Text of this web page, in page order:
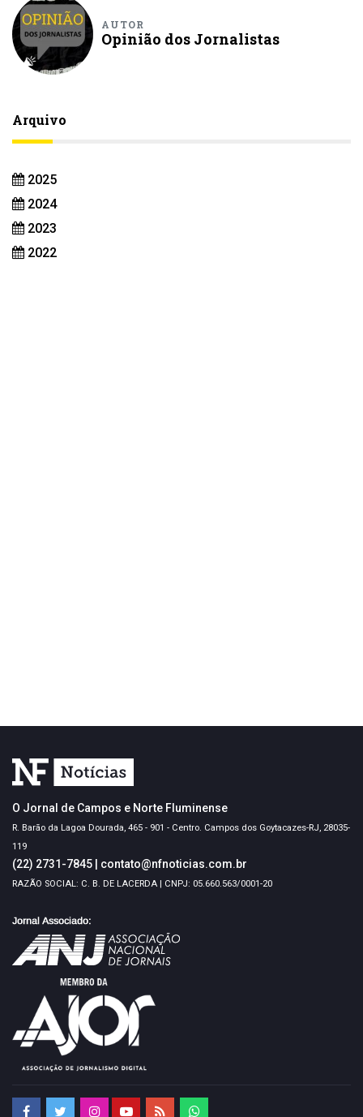
AUTOR
Opinião dos Jornalistas
Arquivo
2025
2024
2023
2022
O Jornal de Campos e Norte Fluminense
R. Barão da Lagoa Dourada, 465 - 901 - Centro. Campos dos Goytacazes-RJ, 28035-
119
(22) 2731-7845 contato@nfnoticias.com.br
RAZÃO SOCIAL: C. B. DE LACERDA | CNPJ: 05.660.563/0001-20